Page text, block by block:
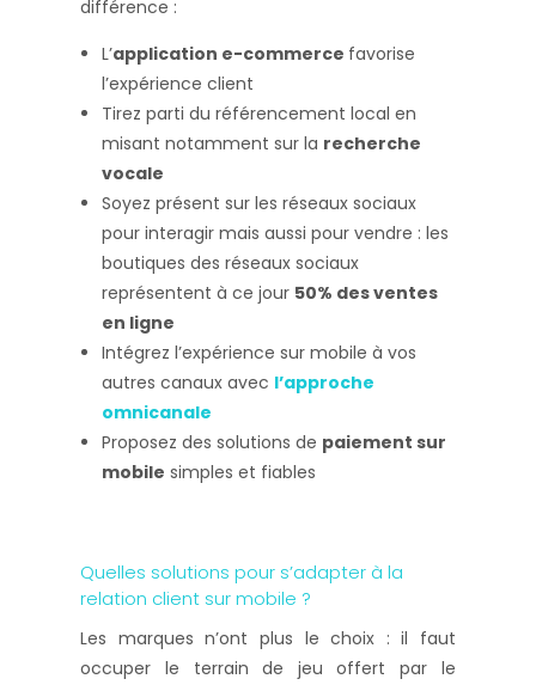
différence :
L’application e-commerce favorise
l’expérience client
Tirez parti du référencement local en
misant notamment sur la recherche
vocale
Soyez présent sur les réseaux sociaux
pour interagir mais aussi pour vendre : les
boutiques des réseaux sociaux
représentent à ce jour 50% des ventes
en ligne
Intégrez l’expérience sur mobile à vos
autres canaux avec l’approche
omnicanale
Proposez des solutions de paiement sur
mobile simples et fiables
Quelles solutions pour s’adapter à la
relation client sur mobile ?
Les marques n’ont plus le choix : il faut
occuper le terrain de jeu offert par le